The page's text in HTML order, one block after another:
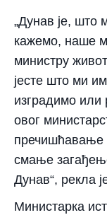
„Дунав је, што
кажемо, наше
министру
јесте што ми
изградимо или
овог
пречишћавање
смање
Дунав“, рекла
Министарка